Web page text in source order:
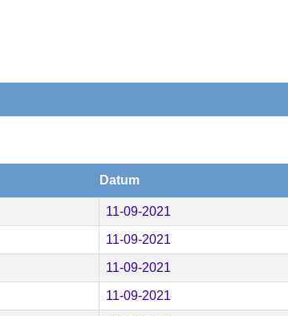
Datum
11-09-2021
11-09-2021
11-09-2021
11-09-2021